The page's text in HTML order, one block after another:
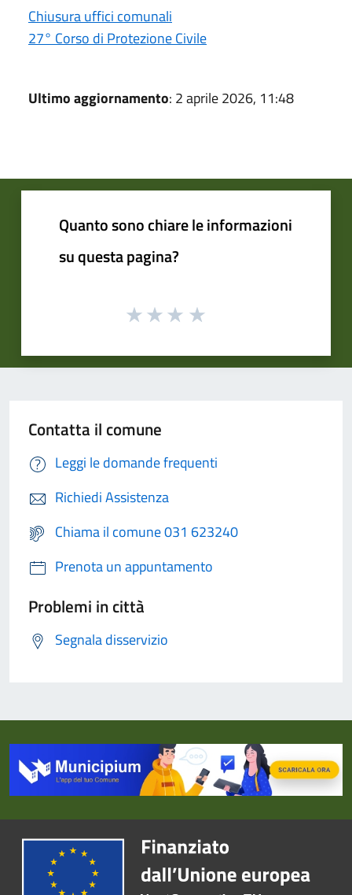
Chiusura uffici comunali
27° Corso di Protezione Civile
Ultimo aggiornamento: 2 aprile 2026, 11:48
Quanto sono chiare le informazioni
su questa pagina?
Contatta il comune
Leggi le domande frequenti
Richiedi Assistenza
Chiama il comune 031 623240
Prenota un appuntamento
Problemi in città
Segnala disservizio